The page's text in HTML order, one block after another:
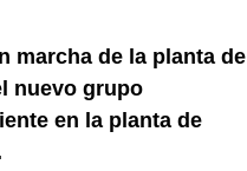
marcha de la planta de
nuevo grupo
en la planta de